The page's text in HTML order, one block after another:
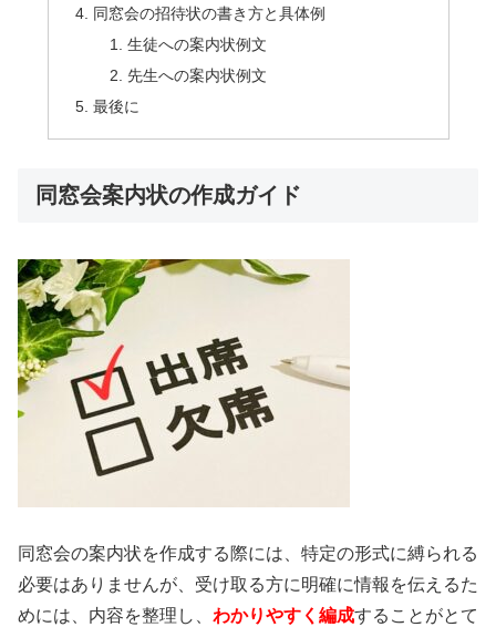
同窓会の招待状の書き方と具体例
生徒への案内状例文
先生への案内状例文
最後に
同窓会案内状の作成ガイド
同窓会の案内状を作成する際には、特定の形式に縛られる
必要はありませんが、受け取る方に明確に情報を伝えるた
めには、内容を整理し、 わかりやすく編成することがとて